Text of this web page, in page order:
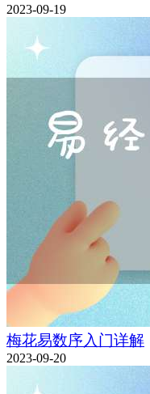
2023-09-19
梅花易数序入门详解
2023-09-20